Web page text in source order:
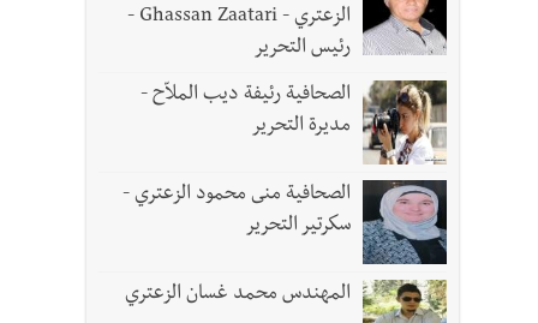
تعيينات ورد 4 قوانين وزيادات الغلاء| الرئيس عون شدد على تفهم ترامب واردوغان لوضع لبنان وكشف عن
الزعتري - Ghassan Zaatari -
رئيس التحرير
الصحافية رئيفة ديب الملاّح -
مديرة التحرير
الصحافية منى محمود الزعتري -
سكرتير التحرير
المهندس محمد غسان الزعتري